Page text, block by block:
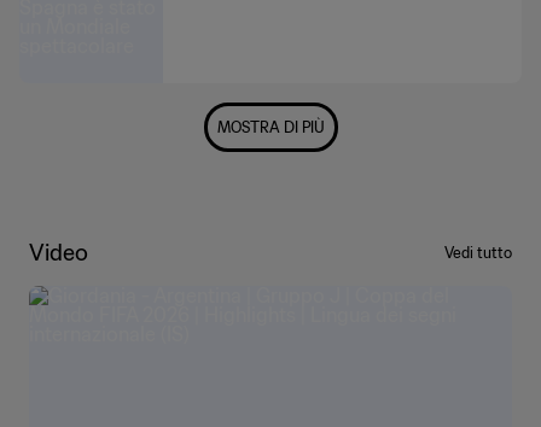
MOSTRA DI PIÙ
Video Vedi tutto